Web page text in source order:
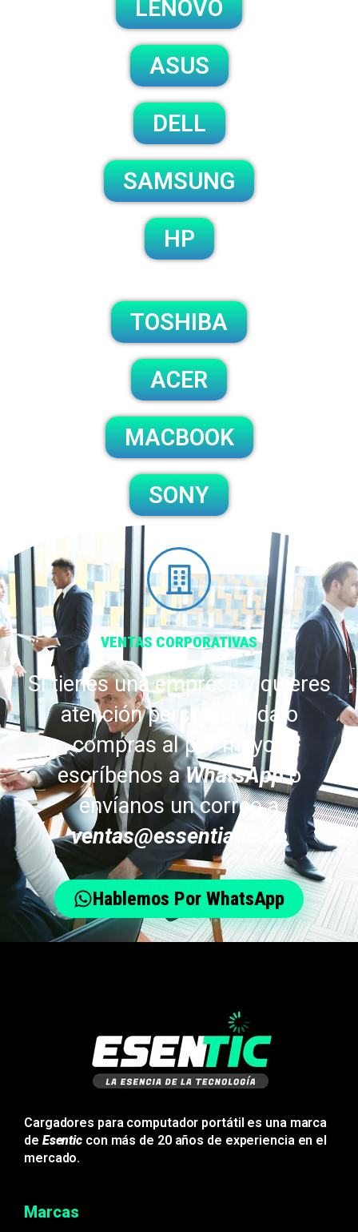
LENOVO
ASUS
DELL
SAMSUNG
HP
TOSHIBA
ACER
MACBOOK
SONY
VENTAS CORPORATIVAS
Si tienes una empresa y quieres
atención personalizada o
compras al por mayor,
escríbenos aWhatsAppo
envíanos un correo a
ventas@essentiatic.co
Hablemos Por WhatsApp
Cargadores para computador portátil es una marca
de Esentic con más de 20 años de experiencia en el
mercado.
Marcas